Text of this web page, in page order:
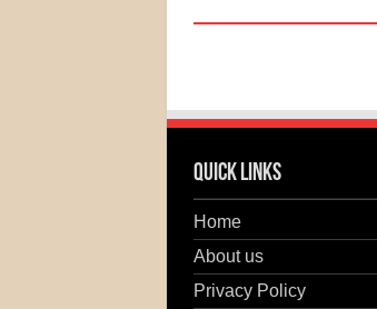
Quick Links
Home
About us
Privacy Policy